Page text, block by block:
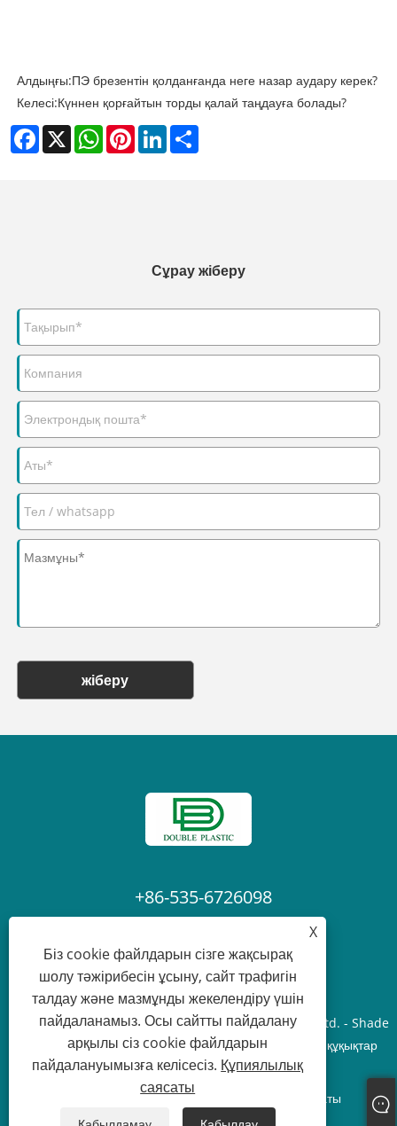
Алдыңғы:ПЭ брезентін қолданғанда неге назар аудару керек?
Келесі:Күннен қорғайтын торды қалай таңдауға болады?
Facebook
X WhatsAppPinterestLinkedIn
Сұрау жіберу
жіберу
+86-535-6726098
Copyright © 2022 Yantai Double Plastic Industry Co.,Ltd. - Shade
Net, PE Brandaulin, Scaffolding Safety Net - Барлық құқықтар
қорғалған.
Sitemap RSS XML Құпиялылық саясаты
X
Біз cookie файлдарын сізге жақсырақ
шолу тәжірибесін ұсыну, сайт трафигін
талдау және мазмұнды жекелендіру үшін
пайдаланамыз. Осы сайтты пайдалану
арқылы сіз cookie файлдарын
пайдалануымызға келісесіз. Құпиялылық
саясаты